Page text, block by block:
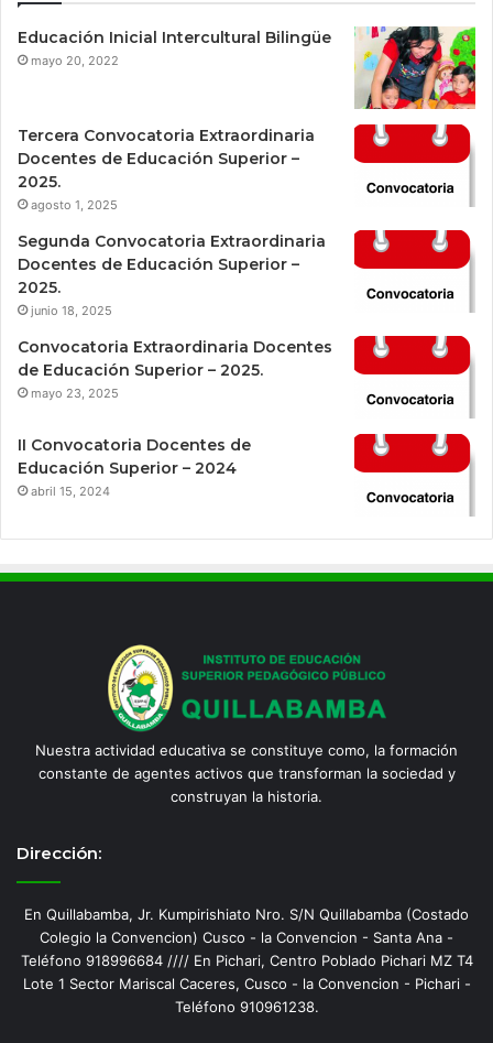
Educación Inicial Intercultural Bilingüe
mayo 20, 2022
Tercera Convocatoria Extraordinaria
Docentes de Educación Superior –
2025.
agosto 1, 2025
Segunda Convocatoria Extraordinaria
Docentes de Educación Superior –
2025.
junio 18, 2025
Convocatoria Extraordinaria Docentes
de Educación Superior – 2025.
mayo 23, 2025
II Convocatoria Docentes de
Educación Superior – 2024
abril 15, 2024
Nuestra actividad educativa se constituye como, la formación
constante de agentes activos que transforman la sociedad y
construyan la historia.
Dirección:
En Quillabamba, Jr. Kumpirishiato Nro. S/N Quillabamba (Costado
Colegio la Convencion) Cusco - la Convencion - Santa Ana -
Teléfono 918996684 //// En Pichari, Centro Poblado Pichari MZ T4
Lote 1 Sector Mariscal Caceres, Cusco - la Convencion - Pichari -
Teléfono 910961238.